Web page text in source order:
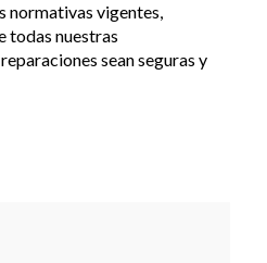
normativas vigentes,
todas nuestras
sean seguras y